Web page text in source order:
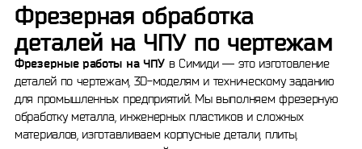
Фрезерная обработка
деталей на ЧПУ по чертежам
Фрезерные работы на ЧПУ в Симиди — это изготовление
деталей по чертежам, 3D-моделям и техническому заданию
для промышленных предприятий. Мы выполняем фрезерную
обработку металла, инженерных пластиков и сложных
материалов, изготавливаем корпусные детали, плиты,